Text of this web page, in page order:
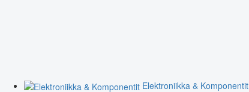
Elektroniikka & Komponentit